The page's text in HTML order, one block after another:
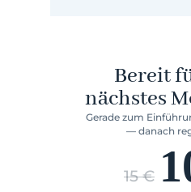
Bereit
nächstes
Gerade zum
— danach
15 €